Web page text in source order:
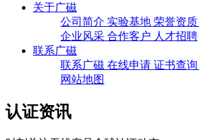
关于广磁
公司简介 实验基地 荣誉资质
企业风采 合作客户 人才招聘
联系广磁
联系广磁 在线申请 证书查询
网站地图
认证资讯